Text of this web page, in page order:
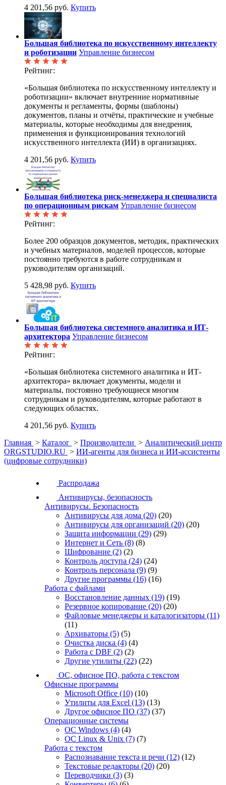
4 201,56 руб. Купить
Большая библиотека по искусственному интеллекту
и роботизации Управление бизнесом
Рейтинг:
«Большая библиотека по искусственному интеллекту и
роботизации» включает внутренние нормативные
документы и регламенты, формы (шаблоны)
документов, планы и отчёты, практические и учебные
материалы, которые необходимы для внедрения,
применения и функционирования технологий
искусственного интеллекта (ИИ) в организациях.
4 201,56 руб. Купить
Большая библиотека риск-менеджера и специалиста
по операционным рискам Управление бизнесом
Рейтинг:
Более 200 образцов документов, методик, практических
и учебных материалов, моделей процессов, которые
постоянно требуются в работе сотрудникам и
руководителям организаций.
5 428,98 руб. Купить
Большая библиотека системного аналитика и ИТ-
архитектора Управление бизнесом
Рейтинг:
«Большая библиотека системного аналитика и ИТ-
архитектора» включает документы, модели и
материалы, постоянно требующиеся многим
сотрудникам и руководителям, которые работают в
следующих областях.
4 201,56 руб. Купить
Главная > Каталог > Производители > Аналитический центр
ORGSTUDIO.RU > ИИ-агенты для бизнеса и ИИ-ассистенты
(цифровые сотрудники)
Распродажа
Антивирусы, безопасность
Антивирусы. Безопасность
Антивирусы для дома (20) (20)
Антивирусы для организаций (20) (20)
Защита информации (29) (29)
Интернет и Сеть (8) (8)
Шифрование (2) (2)
Контроль доступа (24) (24)
Контроль персонала (9) (9)
Другие программы (16) (16)
Работа с файлами
Восстановление данных (19) (19)
Резервное копирование (20) (20)
Файловые менеджеры и каталогизаторы (11)
(11)
Архиваторы (5) (5)
Очистка диска (4) (4)
Работа с DBF (2) (2)
Другие утилиты (22) (22)
ОС, офисное ПО, работа с текстом
Офисные программы
Microsoft Office (10) (10)
Утилиты для Excel (13) (13)
Другое офисное ПО (37) (37)
Операционные системы
ОС Windows (4) (4)
ОС Linux & Unix (7) (7)
Работа с текстом
Распознавание текста и речи (12) (12)
Текстовые редакторы (20) (20)
Переводчики (3) (3)